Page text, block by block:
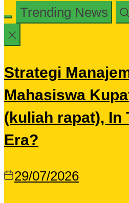
Trending News
Strategi
Mahasiswa
(kuliah rapat), In
Era?
29/07/2026